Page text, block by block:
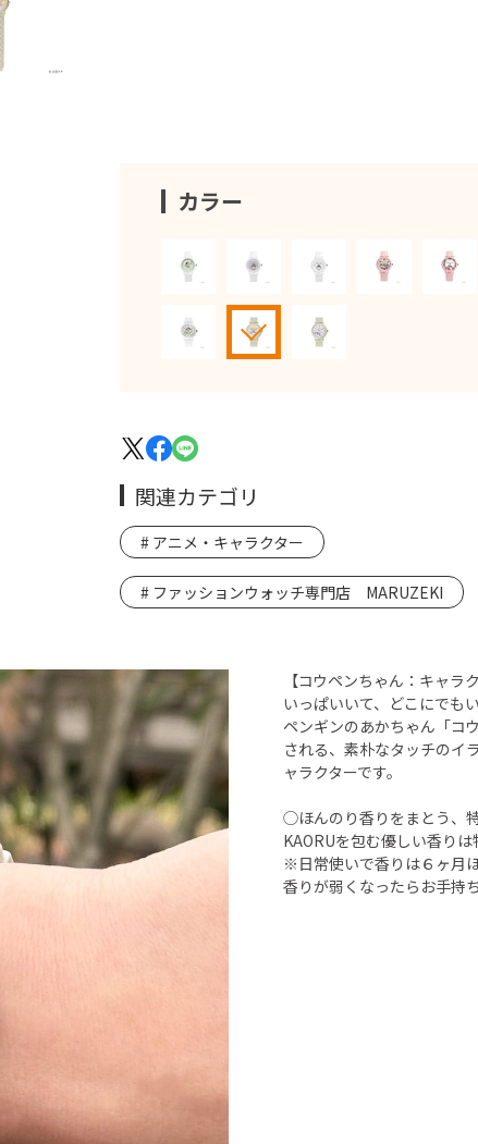
カラー
関連カテゴリ
アニメ・キャラクター
ファッションウォッチ専門店 MARUZEKI
【コウペンちゃん：キャラ
いっぱいいて、どこにでも
ペンギンのあかちゃん「コ
される、素朴なタッチのイ
ャラクターです。
◯ほんのり香りをまとう、
KAORUを包む優しい香り
※日常使いで香りは６ヶ月
香りが弱くなったらお手持